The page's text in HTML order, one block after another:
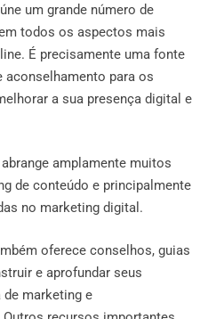
um grande número de
todos os aspectos mais
É precisamente uma fonte
aconselhamento para os
a sua presença digital e
amplamente muitos
de conteúdo e principalmente
no marketing digital.
oferece conselhos, guias
e aprofundar seus
marketing e